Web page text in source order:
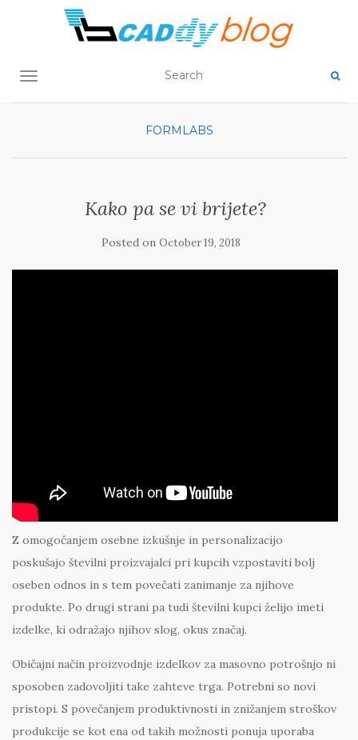
TOGGLE NAVIGATION
FORMLABS
Kako pa se vi brijete?
Posted on October 19, 2018
Z omogočanjem osebne izkušnje in personalizacijo
poskušajo številni proizvajalci pri kupcih vzpostaviti bolj
oseben odnos in s tem povečati zanimanje za njihove
produkte. Po drugi strani pa tudi številni kupci želijo imeti
izdelke, ki odražajo njihov slog, okus značaj.
Običajni način proizvodnje izdelkov za masovno potrošnjo ni
sposoben zadovoljiti take zahteve trga. Potrebni so novi
pristopi. S povečanjem produktivnosti in znižanjem stroškov
produkcije se kot ena od takih možnosti ponuja uporaba